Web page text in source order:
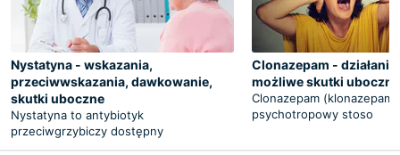
Nystatyna - wskazania,
przeciwwskazania, dawkowanie,
skutki uboczne
Nystatyna to antybiotyk
przeciwgrzybiczy dostępny
Clonazepam -
możliwe skutki uboczne
Clonazepam
psychotropowy stoso